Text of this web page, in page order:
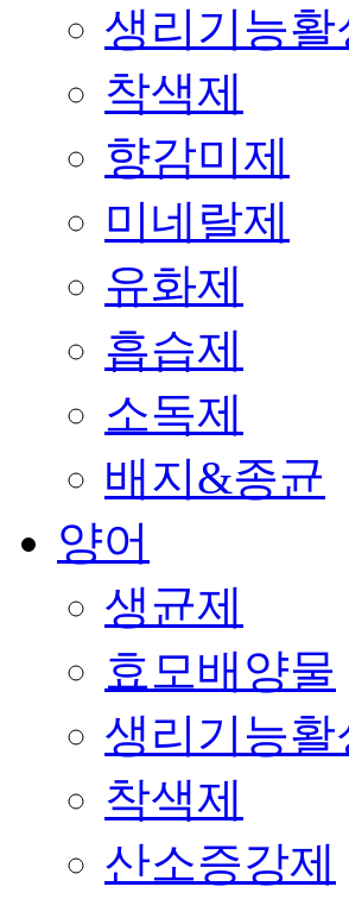
생리기능활
착색제
향감미제
미네랄제
유화제
흡습제
소독제
배지&종균
양어
생균제
효모배양물
생리기능활
착색제
산소증강제